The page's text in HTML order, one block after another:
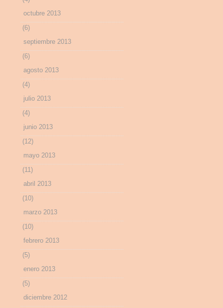
octubre 2013
(6)
septiembre 2013
(6)
agosto 2013
(4)
julio 2013
(4)
junio 2013
(12)
mayo 2013
(11)
abril 2013
(10)
marzo 2013
(10)
febrero 2013
(5)
enero 2013
(5)
diciembre 2012